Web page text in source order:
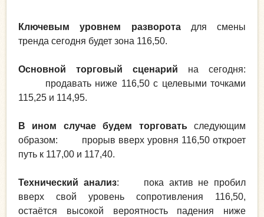
Ключевым уровнем разворотадля смены
тренда сегодня будет зона 116,50.
Основной торговый сценарий на сегодня:
продавать ниже 116,50 с целевыми точками
115,25 и 114,95.
В ином случае будем торговать следующим
образом: прорыв вверх уровня 116,50 откроет
путь к 117,00 и 117,40.
Технический анализ: пока актив не пробил
вверх свой уровень сопротивления 116,50,
остаётся высокой вероятность падения ниже